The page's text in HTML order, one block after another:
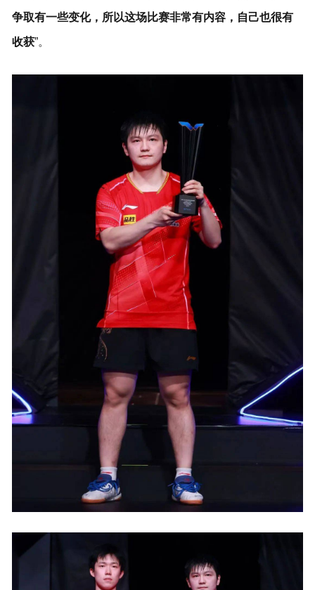
争取有一些变化，所以这场比赛非常有内容，自己也很有
收获”。